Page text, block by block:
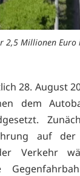
2,5 Millionen Euro
28. August
dem
auf der
Verkehr